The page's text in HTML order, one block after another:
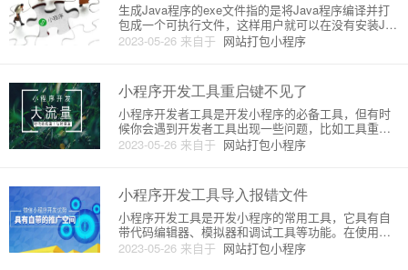
2023-05-26 来自于 网站打包小程序
生成Java程序的exe文件指的是将Java程序编译并打
包成一个可执行文件，这样用户就可以在没有安装Jav
a运行环境的计算机上直接运行该程序。当然，为了达
到这个目的，我们需要一些额外的工具和步骤。接下
小程序开发工具重启键不见了
2023-05-26 来自于 网站打包小程序
小程序开发者工具是开发小程序的必备工具，但有时
候你会遇到开发者工具出现一些问题，比如工具重启
键不见了。这个问题通常是因为小程序开发者工具的
窗口被缩小导致的，解决办法也非常简单。首先我们
的。Electr
小程序开发工具导入报错文件
2023-05-26 来自于 网站打包小程序
小程序开发工具是开发小程序的常用工具，它具有自
带代码编辑器、模拟器和调试工具等功能。在使用小
程序开发工具的过程中，遇到导入报错文件的问题是
很常见的。本文将结合实际情况，对小程序开发工具